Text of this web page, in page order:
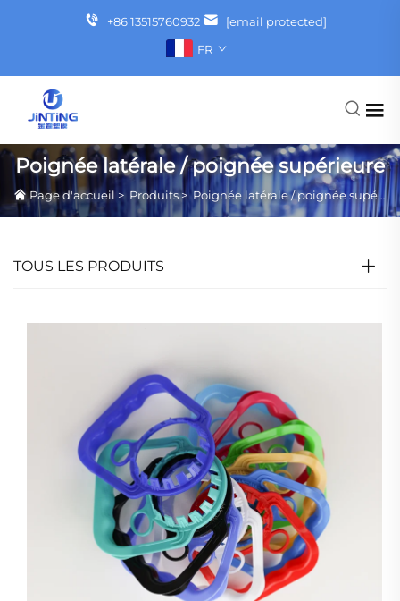
+86 13515760932
[email protected]
FR
Poignée latérale / poignée supérieure
Page d'accueil > Produits>Poignée latérale / poignée supérieure
TOUS LES PRODUITS